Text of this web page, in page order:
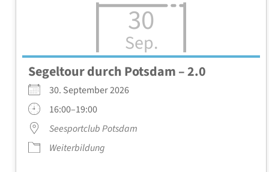
30
Sep.
Segel­tour durch Pots­dam – 2.0
30. Sep­tem­ber 2026
16:00–19:00
See­s­port­club Pots­dam
Wei­ter­bil­dung